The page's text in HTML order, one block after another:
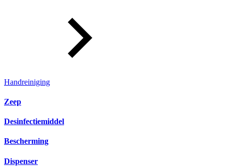
Handreiniging
Zeep
Desinfectiemiddel
Bescherming
Dispenser